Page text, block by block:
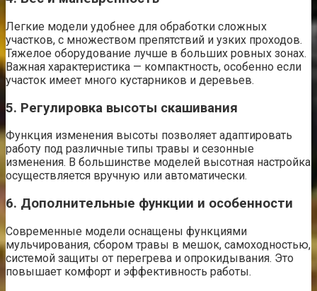
Легкие модели удобнее для обработки сложных
участков, с множеством препятствий и узких проходов.
Тяжелое оборудование лучше в больших ровных зонах.
Важная характеристика — компактность, особенно если
участок имеет много кустарников и деревьев.
5. Регулировка высоты скашивания
Функция изменения высоты позволяет адаптировать
работу под различные типы травы и сезонные
изменения. В большинстве моделей высотная настройка
осуществляется вручную или автоматически.
6. Дополнительные функции и особенности
Современные модели оснащены функциями
мульчирования, сбором травы в мешок, самоходностью,
системой защиты от перегрева и опрокидывания. Это
повышает комфорт и эффективность работы.